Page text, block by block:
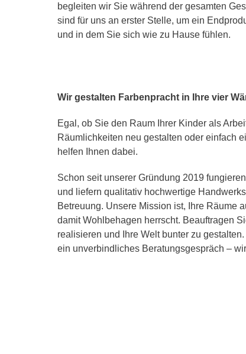
begleiten wir Sie während der gesamten
sind für uns an erster Stelle, um ein
und in dem Sie sich wie zu Hause fühlen.
Wir gestalten Farbenpracht in Ihre vier
Egal, ob Sie den Raum Ihrer Kinder als
Räumlichkeiten neu gestalten oder einfach
helfen Ihnen dabei.
Schon seit unserer Gründung 2019
und liefern qualitativ hochwertige
Betreuung. Unsere Mission ist, Ihre Räume
damit Wohlbehagen herrscht. Beauftragen
realisieren und Ihre Welt bunter zu
ein unverbindliches Beratungsgespräch –